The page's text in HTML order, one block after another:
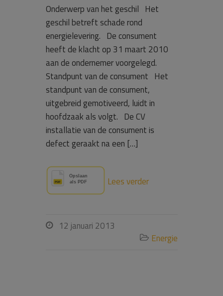
Onderwerp van het geschil Het
geschil betreft schade rond
energielevering. De consument
heeft de klacht op 31 maart 2010
aan de ondernemer voorgelegd.
Standpunt van de consument Het
standpunt van de consument,
uitgebreid gemotiveerd, luidt in
hoofdzaak als volgt. De CV
installatie van de consument is
defect geraakt na een […]
Lees verder
 12 januari 2013
 Energie